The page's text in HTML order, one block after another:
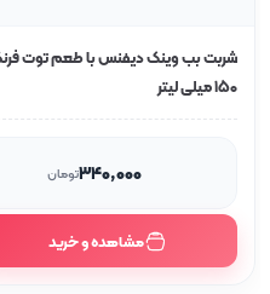
شربت بب وینک دیفنس با طعم توت فرنگی
تومان۳۴۰٬۰۰۰
مشاهده و خرید